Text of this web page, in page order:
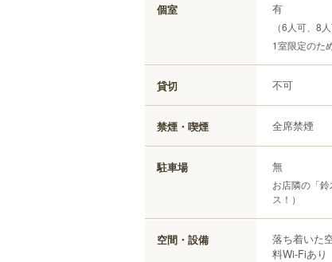
個室 有
（6人可、8人
1室限定のた
貸切 不可
禁煙・喫煙 全席禁煙
駐車場 無
お店隣の「
ス！）
空間・設備
落ち着いた
料Wi-Fiあり